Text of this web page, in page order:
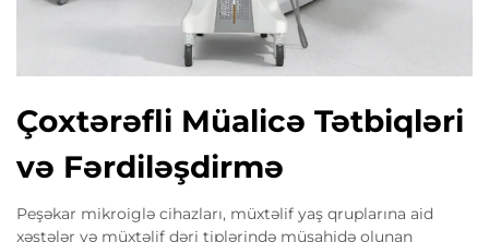
Çoxtərəfli Müalicə Tətbiqləri
və Fərdiləşdirmə
Peşəkar mikroiglə cihazları, müxtəlif yaş qruplarına aid
xəstələr və müxtəlif dəri tiplərində müşahidə olunan